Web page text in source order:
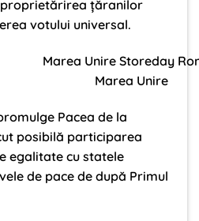
țăranilor
votului universal.
Marea Unire
Pacea de la
posibilă participarea
egalitate cu statele
de pace de după Primul